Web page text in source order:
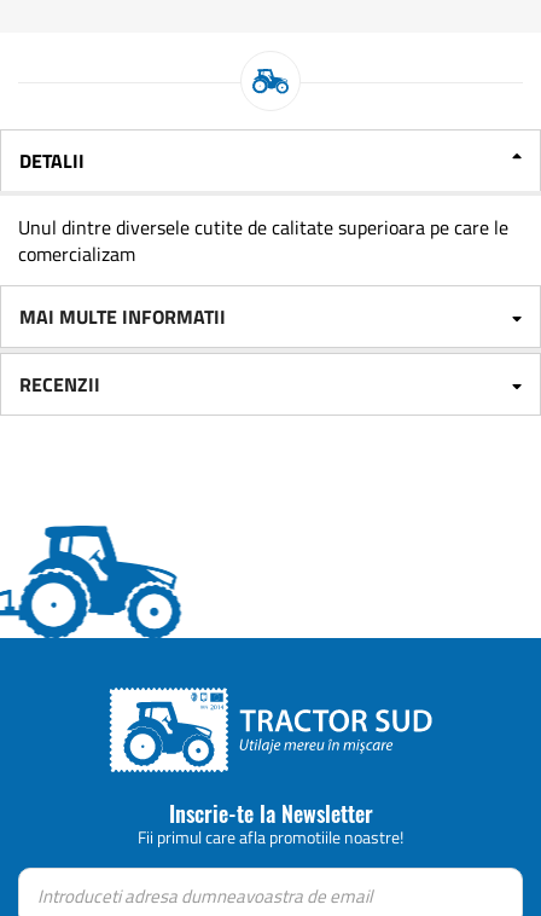
DETALII
Unul dintre diversele cutite de calitate superioara pe care le
comercializam
MAI MULTE INFORMATII
RECENZII
Inscrie-te la Newsletter
Fii primul care afla promotiile noastre!